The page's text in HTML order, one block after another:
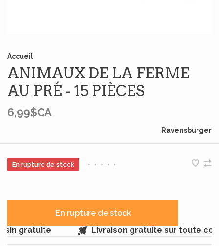
Accueil
ANIMAUX DE LA FERME
AU PRÉ - 15 PIÈCES
6,99$CA
Ravensburger
En rupture de stock • • • • •
En rupture de stock
gratuite
Livraison gratuite sur toute